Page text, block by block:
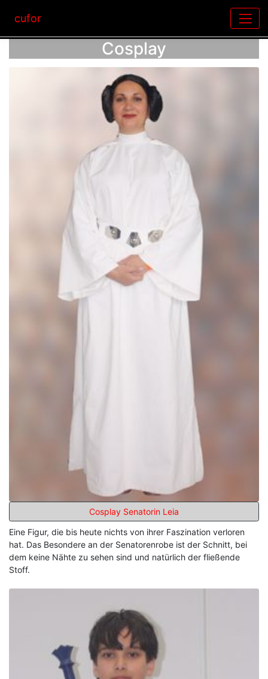
cufor
Cosplay
Cosplay Senatorin Leia
Eine Figur, die bis heute nichts von ihrer Faszination verloren
hat. Das Besondere an der Senatorenrobe ist der Schnitt, bei
dem keine Nähte zu sehen sind und natürlich der fließende
Stoff.